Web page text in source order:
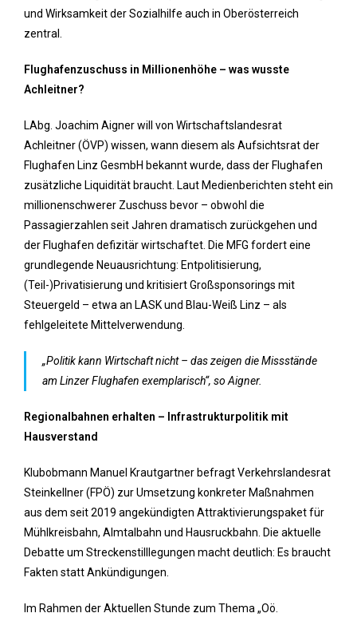
und Wirksamkeit der Sozialhilfe auch in Oberösterreich
zentral.
Flughafenzuschuss in Millionenhöhe – was wusste
Achleitner?
LAbg. Joachim Aigner will von Wirtschaftslandesrat
Achleitner (ÖVP) wissen, wann diesem als Aufsichtsrat der
Flughafen Linz GesmbH bekannt wurde, dass der Flughafen
zusätzliche Liquidität braucht. Laut Medienberichten steht ein
millionenschwerer Zuschuss bevor – obwohl die
Passagierzahlen seit Jahren dramatisch zurückgehen und
der Flughafen defizitär wirtschaftet. Die MFG fordert eine
grundlegende Neuausrichtung: Entpolitisierung,
(Teil-)Privatisierung und kritisiert Großsponsorings mit
Steuergeld – etwa an LASK und Blau-Weiß Linz – als
fehlgeleitete Mittelverwendung.
„Politik kann Wirtschaft nicht – das zeigen die Missstände
am Linzer Flughafen exemplarisch“, so Aigner.
Regionalbahnen erhalten – Infrastrukturpolitik mit
Hausverstand
Klubobmann Manuel Krautgartner befragt Verkehrslandesrat
Steinkellner (FPÖ) zur Umsetzung konkreter Maßnahmen
aus dem seit 2019 angekündigten Attraktivierungspaket für
Mühlkreisbahn, Almtalbahn und Hausruckbahn. Die aktuelle
Debatte um Streckenstilllegungen macht deutlich: Es braucht
Fakten statt Ankündigungen.
Im Rahmen der Aktuellen Stunde zum Thema „Oö.